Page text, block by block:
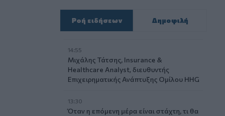
Ροή ειδήσεων Δημοφιλή
14:55
Μιχάλης Τάτσης, Insurance &
Healthcare Analyst, διευθυντής
Επιχειρηματικής Ανάπτυξης Ομίλου HHG
13:30
Όταν η επόμενη μέρα είναι στάχτη, τι θα